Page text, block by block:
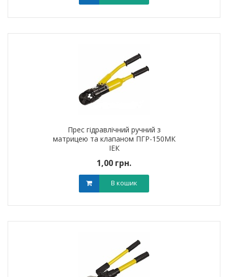
Прес гідравлічний ручний з
матрицею та клапаном ПГР-150МК
ІЕК
1,00 грн.
В кошик